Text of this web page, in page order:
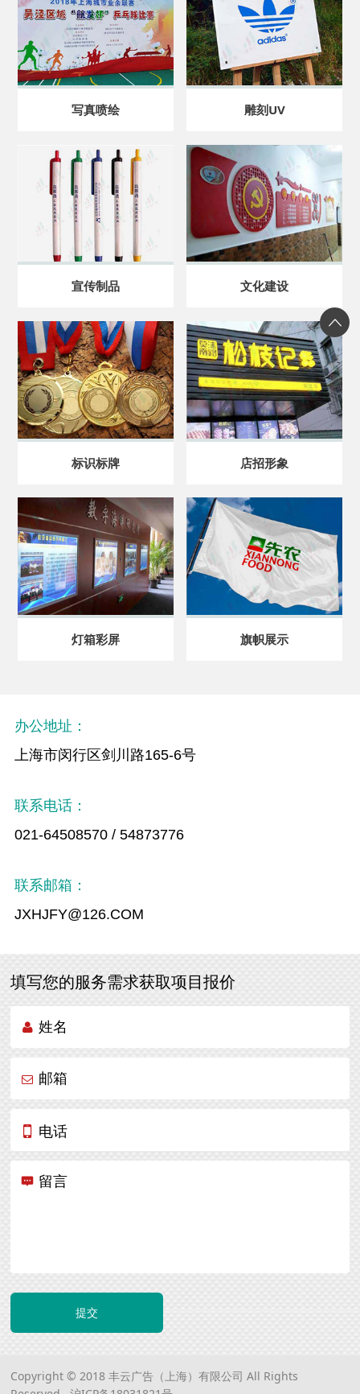
写真喷绘 雕刻UV
宣传制品 文化建设
标识标牌 店招形象
灯箱彩屏 旗帜展示
办公地址：
上海市闵行区剑川路165-6号
联系电话：
021-64508570 / 54873776
联系邮箱：
JXHJFY@126.COM
填写您的服务需求获取项目报价
姓名
邮箱
电话
留言
提交
Copyright © 2018 丰云广告（上海）有限公司 All Rights